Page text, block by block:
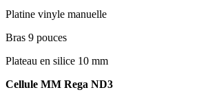
Platine vinyle manuelle
Bras 9 pouces
Plateau en silice 10 mm
Cellule MM Rega ND3